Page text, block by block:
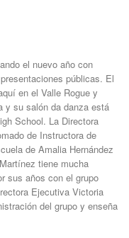
el nuevo año con
públicas. El
en el Valle Rogue y
y su salón da danza está
School. La Directora
de Instructora de
de Amalia Hernández
tiene mucha
sus años con el grupo
Ejecutiva Victoria
del grupo y enseña